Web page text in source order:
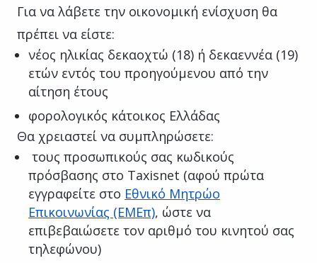
Για να λάβετε την οικονομική ενίσχυση θα
πρέπει να είστε:
νέος ηλικίας δεκαοχτώ (18) ή δεκαεννέα (19)
ετών εντός του προηγούμενου από την
αίτηση έτους
φορολογικός κάτοικος Ελλάδας
Θα χρειαστεί να συμπληρώσετε:
τους προσωπικούς σας κωδικούς
πρόσβασης στο Taxisnet (αφού πρώτα
εγγραφείτε στο Εθνικό Μητρώο
Επικοινωνίας (ΕΜΕπ), ώστε να
επιβεβαιώσετε τον αριθμό του κινητού σας
τηλεφώνου)